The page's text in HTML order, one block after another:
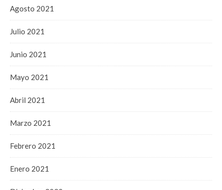
Agosto 2021
Julio 2021
Junio 2021
Mayo 2021
Abril 2021
Marzo 2021
Febrero 2021
Enero 2021